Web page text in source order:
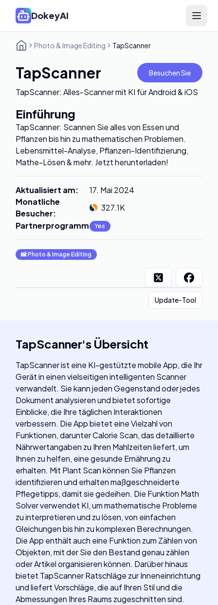
DokeyAI Open
Photo & Image Editing TapScanner
TapScanner Besuchen Sie
TapScanner: Alles-Scanner mit KI für Android & iOS
Einführung
TapScanner: Scannen Sie alles von Essen und
Pflanzen bis hin zu mathematischen Problemen.
Lebensmittel-Analyse, Pflanzen-Identifizierung,
Mathe-Lösen & mehr. Jetzt herunterladen!
Aktualisiert am:
17. Mai 2024
Monatliche
Besucher:
327.1K
Partnerprogramm: Yes
📸Photo & Image Editing
Update-Tool
TapScanner's Übersicht
TapScanner ist eine KI-gestützte mobile App, die Ihr
Gerät in einen vielseitigen intelligenten Scanner
verwandelt. Sie kann jeden Gegenstand oder jedes
Dokument analysieren und bietet sofortige
Einblicke, die Ihre täglichen Interaktionen
verbessern. Die App bietet eine Vielzahl von
Funktionen, darunter Calorie Scan, das detaillierte
Nährwertangaben zu Ihren Mahlzeiten liefert, um
Ihnen zu helfen, eine gesunde Ernährung zu
erhalten. Mit Plant Scan können Sie Pflanzen
identifizieren und erhalten maßgeschneiderte
Pflegetipps, damit sie gedeihen. Die Funktion Math
Solver verwendet KI, um mathematische Probleme
zu interpretieren und zu lösen, von einfachen
Gleichungen bis hin zu komplexen Berechnungen.
Die App enthält auch eine Funktion zum Zählen von
Objekten, mit der Sie den Bestand genau zählen
oder Artikel organisieren können. Darüber hinaus
bietet TapScanner Ratschläge zur Inneneinrichtung
und liefert Vorschläge, die auf Ihren Stil und die
Abmessungen Ihres Raums zugeschnitten sind.